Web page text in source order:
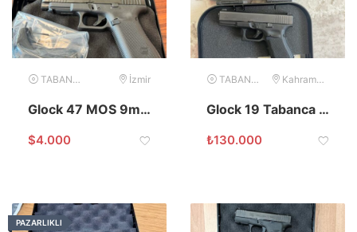
TABANCA İzmir
Glock 47 MOS 9mm
$4.000
TABANCA Kahramanmaraş
Glock 19 Tabanca Jandarma Personelinden
₺130.000
PAZARLIKLI